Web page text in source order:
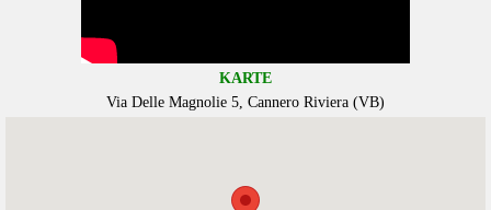
KARTE
Via Delle Magnolie 5, Cannero Riviera (VB)